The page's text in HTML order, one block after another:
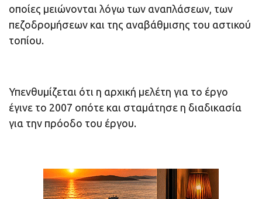
οποίες μειώνονται λόγω των αναπλάσεων, των
πεζοδρομήσεων και της αναβάθμισης του αστικού
τοπίου.
Υπενθυμίζεται ότι η αρχική μελέτη για το έργο
έγινε το 2007 οπότε και σταμάτησε η διαδικασία
για την πρόοδο του έργου.